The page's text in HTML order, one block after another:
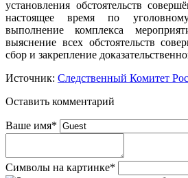
установления обстоятельств
настоящее время по
выполнение комплекса
выяснение всех обстоятельств
сбор и закрепление
Источник: Следственный Комитет
Оставить комментарий
Ваше имя*
Символы на картинке*